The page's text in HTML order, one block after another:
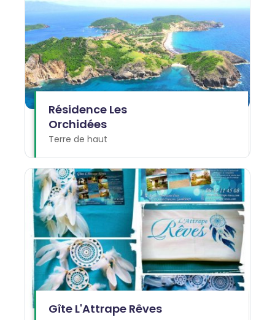
Résidence Les
Orchidées
Terre de haut
Gîte L'Attrape Rêves